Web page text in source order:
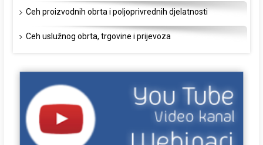
Ceh proizvodnih obrta i poljoprivrednih djelatnosti
Ceh uslužnog obrta, trgovine i prijevoza